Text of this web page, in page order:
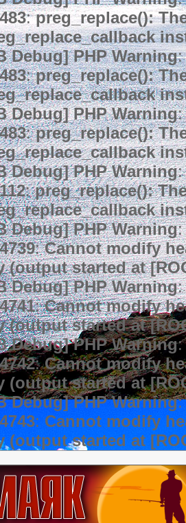
483:preg_replace():
Debug] PHP Warning:
483:preg_replace():
Debug] PHP Warning:
483:preg_replace():
Debug] PHP Warning:
112:preg_replace():
Debug] PHP Warning:
4739:Cannot modify
(output started at
Debug] PHP Warning:
4741:Cannot modify
(output started at
Debug] PHP Warning
4742:Cannot modify
(output started at
Debug] PHP Warning:
4743: Cannot modify
(output started at